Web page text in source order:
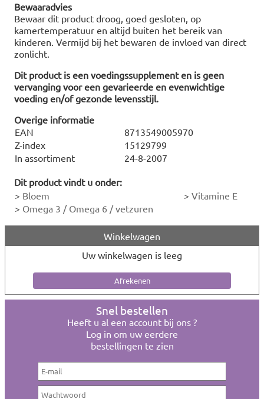
Bewaaradvies
Bewaar dit product droog, goed gesloten, op
kamertemperatuur en altijd buiten het bereik van
kinderen. Vermijd bij het bewaren de invloed van direct
zonlicht.
Dit product is een voedingssupplement en is geen
vervanging voor een gevarieerde en evenwichtige
voeding en/of gezonde levensstijl.
Overige informatie
EAN
8713549005970
Z-index
15129799
In assortiment
24-8-2007
Dit product vindt u onder:
> Bloem > Vitamine E
> Omega 3 / Omega 6 / vetzuren
Winkelwagen
Uw winkelwagen is leeg
Snel bestellen
Heeft u al een account bij ons ?
Log in om uw eerdere
bestellingen te zien